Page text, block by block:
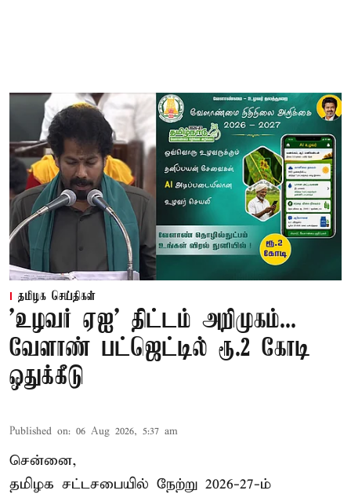
தமிழக செய்திகள்
'உழவர் ஏஐ' திட்டம் அறிமுகம்...
வேளாண் பட்ஜெட்டில் ரூ.2 கோடி
ஒதுக்கீடு
Published on: 06 Aug 2026, 5:37 am
சென்னை,
தமிழக சட்டசபையில் நேற்று 2026-27-ம்